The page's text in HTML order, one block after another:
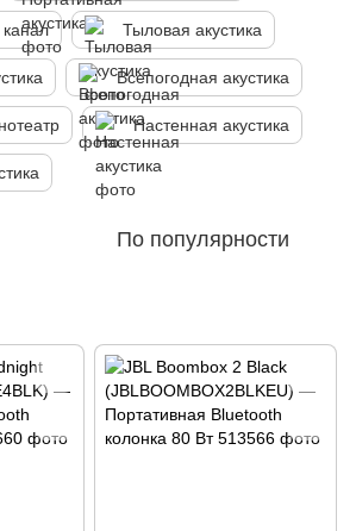
Тыловая акустика
Всепогодная акустика
Настенная акустика
По популярности